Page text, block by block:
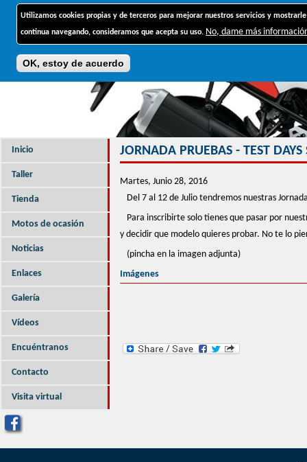
Utilizamos cookies propias y de terceros para mejorar nuestros servicios y
continua navegando, consideramos que acepta su uso. No, dame más
OK, estoy de acuerdo
Jump to navigation
Inicio
Taller
Tienda
Motos de ocasión
Noticias
Enlaces
Galería
Vídeos
Encuéntranos
Contacto
Visita virtual
JORNADA PRUEBAS - TEST
Martes, Junio 28, 2016
Del 7 al 12 de Julio tendremos nuestras
Para inscribirte solo tienes que pasar por
y decidir que modelo quieres probar. No te lo
(pincha en la imagen adjunta)
Imágenes